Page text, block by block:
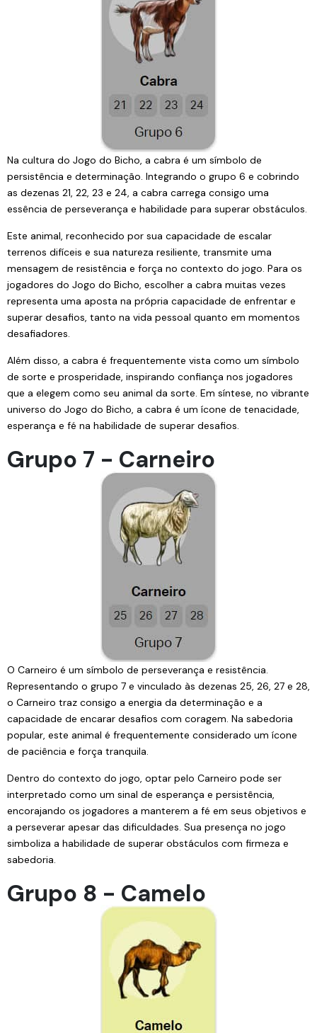
Na cultura do Jogo do Bicho, a cabra é um símbolo de
persistência e determinação. Integrando o grupo 6 e cobrindo
as dezenas 21, 22, 23 e 24, a cabra carrega consigo uma
essência de perseverança e habilidade para superar obstáculos.
Este animal, reconhecido por sua capacidade de escalar
terrenos difíceis e sua natureza resiliente, transmite uma
mensagem de resistência e força no contexto do jogo. Para os
jogadores do Jogo do Bicho, escolher a cabra muitas vezes
representa uma aposta na própria capacidade de enfrentar e
superar desafios, tanto na vida pessoal quanto em momentos
desafiadores.
Além disso, a cabra é frequentemente vista como um símbolo
de sorte e prosperidade, inspirando confiança nos jogadores
que a elegem como seu animal da sorte. Em síntese, no vibrante
universo do Jogo do Bicho, a cabra é um ícone de tenacidade,
esperança e fé na habilidade de superar desafios.
Grupo 7 - Carneiro
O Carneiro é um símbolo de perseverança e resistência.
Representando o grupo 7 e vinculado às dezenas 25, 26, 27 e 28,
o Carneiro traz consigo a energia da determinação e a
capacidade de encarar desafios com coragem. Na sabedoria
popular, este animal é frequentemente considerado um ícone
de paciência e força tranquila.
Dentro do contexto do jogo, optar pelo Carneiro pode ser
interpretado como um sinal de esperança e persistência,
encorajando os jogadores a manterem a fé em seus objetivos e
a perseverar apesar das dificuldades. Sua presença no jogo
simboliza a habilidade de superar obstáculos com firmeza e
sabedoria.
Grupo 8 - Camelo